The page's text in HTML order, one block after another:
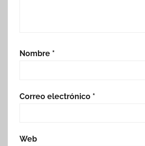
Nombre *
Correo electrónico *
Web